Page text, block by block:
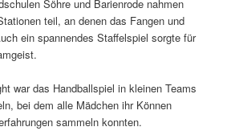
Söhre und Barienrode nahmen
teil, an denen das Fangen und
ein spannendes Staffelspiel sorgte für
war das Handballspiel in kleinen Teams
bei dem alle Mädchen ihr Können
sammeln konnten.